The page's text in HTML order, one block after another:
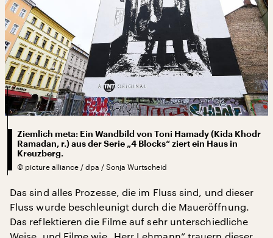
Ziemlich meta: Ein Wandbild von Toni Hamady (Kida Khodr
Ramadan, r.) aus der Serie „4 Blocks“ ziert ein Haus in
Kreuzberg.
© picture alliance / dpa / Sonja Wurtscheid
Das sind alles Prozesse, die im Fluss sind, und dieser
Fluss wurde beschleunigt durch die Maueröffnung.
Das reflektieren die Filme auf sehr unterschiedliche